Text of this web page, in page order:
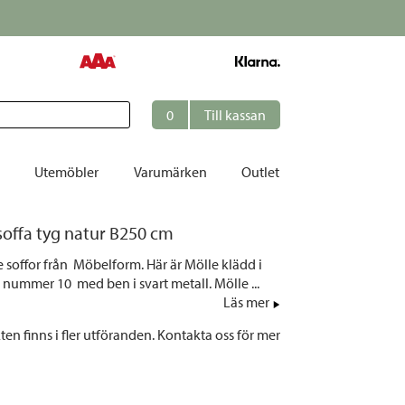
0 Till kassan
Utemöbler
| Solsängar
Varumärken Outlet
tyg natur B250 cm
soffor från Möbelform. Här är Mölle klädd i
10 med ben i svart metall. Mölle ...
Läs mer
finns i fler utföranden. Kontakta oss för mer